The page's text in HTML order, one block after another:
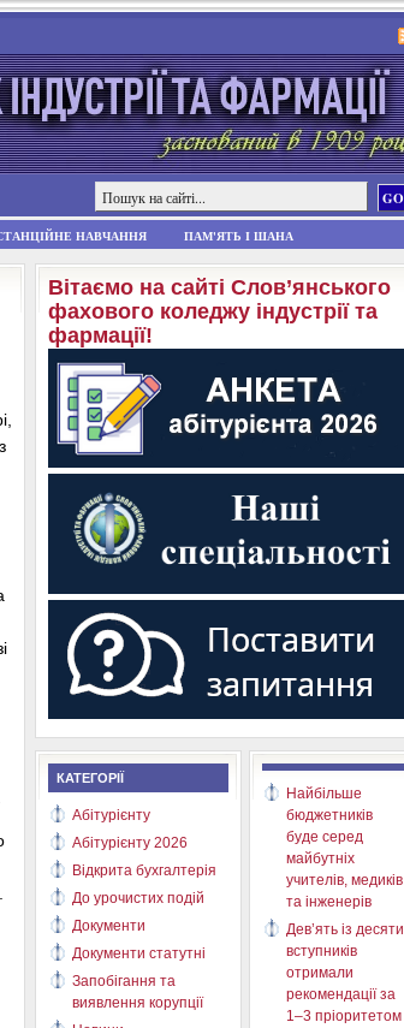
НАВЧАННЯ ПАМ'ЯТЬ І ШАНА
Вітаємо на сайті Слов’янського
фахового коледжу індустрії та
фармації!
КАТЕГОРІЇ
Абітурієнту
Абітурієнту 2026
Відкрита бухгалтерія
До урочистих подій
Документи
Документи статутні
Запобігання та
виявлення корупції
Найбільше
бюджетників
буде серед
майбутніх
учителів, медиків
та інженерів
Дев’ять із десяти
вступників
отримали
рекомендації за
1–3 пріоритетом